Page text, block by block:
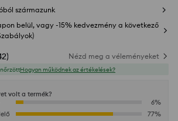
származunk
belül, vagy -15% kedvezmény a következő
) Nézd meg a véleményeket
Hogyan működnek az értékelések?
volt a termék?
6%
77%